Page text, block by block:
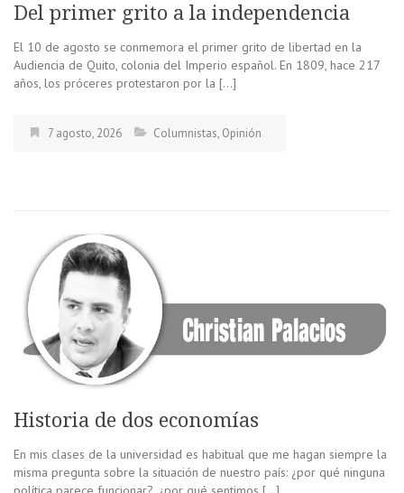
Del primer grito a la independencia
El 10 de agosto se conmemora el primer grito de libertad en la
Audiencia de Quito, colonia del Imperio español. En 1809, hace 217
años, los próceres protestaron por la […]
7 agosto, 2026 Columnistas, Opinión
Historia de dos economías
En mis clases de la universidad es habitual que me hagan siempre la
misma pregunta sobre la situación de nuestro país: ¿por qué ninguna